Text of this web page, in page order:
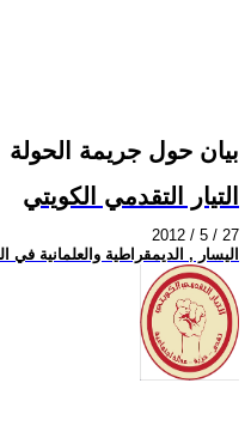
بيان حول جريمة الحولة
التيار التقدمي الكويتي
2012 / 5 / 27
اليسار , الديمقراطية والعلمانية في